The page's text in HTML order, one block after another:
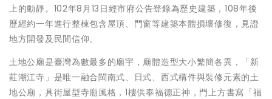
上的動靜。102年8月13日經市府公告登錄為歷史建築，108年後
歷經約一年進行整棟包含屋頂、門窗等建築本體損壞修復，見證
地方開發及民間信仰。
土地公廟是臺灣為數最多的廟宇，廟體造型大小繁簡各異，「新
莊潮江寺」是唯一融合閩南式、日式、西式構件與裝修元素的土
地公廟，具街屋型寺廟風格，1樓供奉福德正神，門上方書寫「福